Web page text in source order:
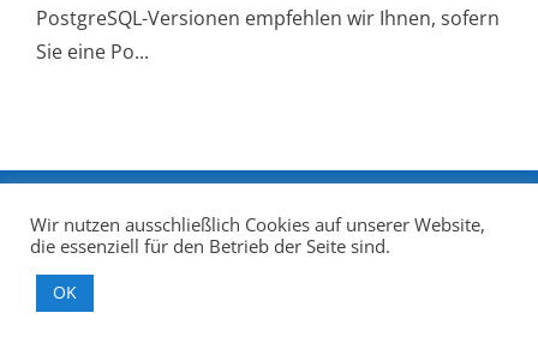
PostgreSQL-Versionen empfehlen wir Ihnen, sofern
Sie eine Po...
Impressum|Datenschutzerklärung|Quellen
Wir nutzen ausschließlich Cookies auf unserer Website,
die essenziell für den Betrieb der Seite sind.
OK